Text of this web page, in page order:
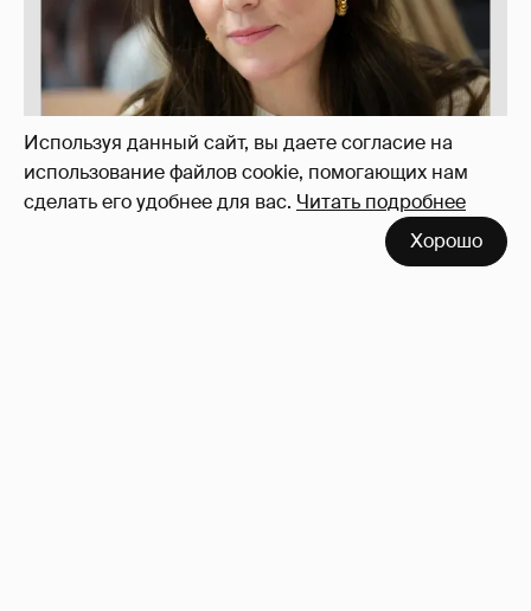
Используя данный сайт, вы даете согласие на
использование файлов cookie, помогающих нам
сделать его удобнее для вас. Читать подробнее
Хорошо
Марк Рош: "Кэтрин, принцесса Уэльская,
перенесла удаление матки и лечится от